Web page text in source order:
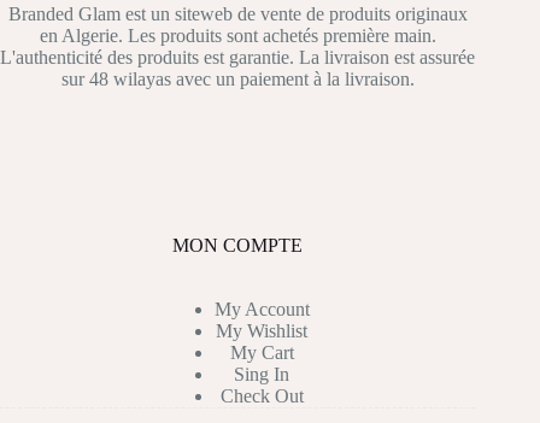
Branded Glam est un siteweb de vente de produits originaux
en Algerie. Les produits sont achetés première main.
L'authenticité des produits est garantie. La livraison est assurée
sur 48 wilayas avec un paiement à la livraison.
MON COMPTE
My Account
My Wishlist
My Cart
Sing In
Check Out